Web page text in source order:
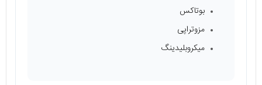
بوتاکس
مزوتراپی
میکروبلیدینگ